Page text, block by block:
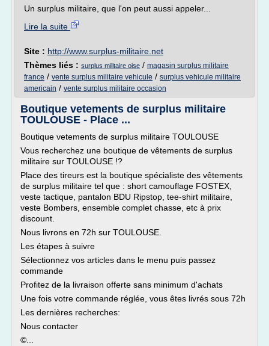
Un surplus militaire, que l'on peut aussi appeler...
Lire la suite
Site : http://www.surplus-militaire.net
Thèmes liés : surplus militaire oise / magasin surplus militaire
france / vente surplus militaire vehicule / surplus vehicule militaire
americain / vente surplus militaire occasion
Boutique vetements de surplus militaire
TOULOUSE - Place ...
Boutique vetements de surplus militaire TOULOUSE
Vous recherchez une boutique de vêtements de surplus
militaire sur TOULOUSE !?
Place des tireurs est la boutique spécialiste des vêtements
de surplus militaire tel que : short camouflage FOSTEX,
veste tactique, pantalon BDU Ripstop, tee-shirt militaire,
veste Bombers, ensemble complet chasse, etc à prix
discount.
Nous livrons en 72h sur TOULOUSE.
Les étapes à suivre
Sélectionnez vos articles dans le menu puis passez
commande
Profitez de la livraison offerte sans minimum d'achats
Une fois votre commande réglée, vous êtes livrés sous 72h
Les dernières recherches:
Nous contacter
©...